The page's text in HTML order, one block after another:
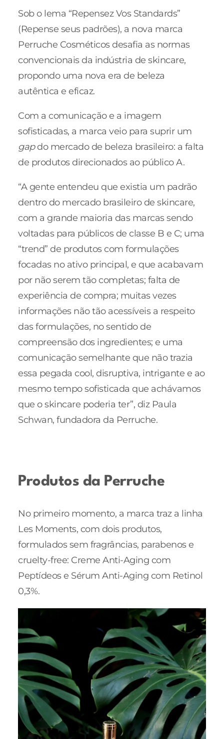
Sob o lema “Repensez Vos Standards”
(Repense seus padrões), a nova marca
Perruche Cosméticos desafia as normas
convencionais da indústria de skincare,
propondo uma nova era de beleza
autêntica e eficaz.
Com a comunicação e a imagem
sofisticadas, a marca veio para suprir um
gapdo mercado de beleza brasileiro: a falta
de produtos direcionados ao público A.
“A gente entendeu que existia um padrão
dentro do mercado brasileiro de skincare,
com a grande maioria das marcas sendo
voltadas para públicos de classe B e C; uma
“trend” de produtos com formulações
focadas no ativo principal, e que acabavam
por não serem tão completas; falta de
experiência de compra; muitas vezes
informações não tão acessíveis a respeito
das formulações, no sentido de
compreensão dos ingredientes; e uma
comunicação semelhante que não trazia
essa pegada cool, disruptiva, intrigante e ao
mesmo tempo sofisticada que achávamos
que o skincare poderia ter”, diz Paula
Schwan, fundadora da Perruche.
Produtos da Perruche
No primeiro momento, a marca traz a linha
Les Moments, com dois produtos,
formulados sem fragrâncias, parabenos e
cruelty-free: Creme Anti-Aging com
Peptídeos e Sérum Anti-Aging com Retinol
0,3%.